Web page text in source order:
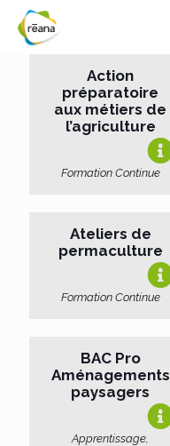
Action
préparatoire
aux métiers de
l’agriculture
Formation Continue
Ateliers de
permaculture
Formation Continue
BAC Pro
Aménagements
paysagers
Apprentissage,